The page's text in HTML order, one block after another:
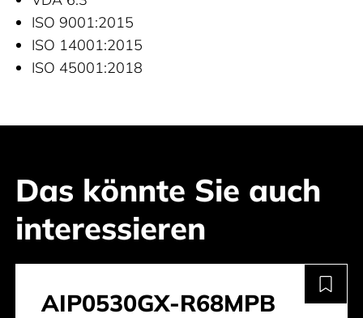
ISO 9001:2015
ISO 14001:2015
ISO 45001:2018
Das könnte Sie auch
interessieren
AIP0530GX-R68MPB